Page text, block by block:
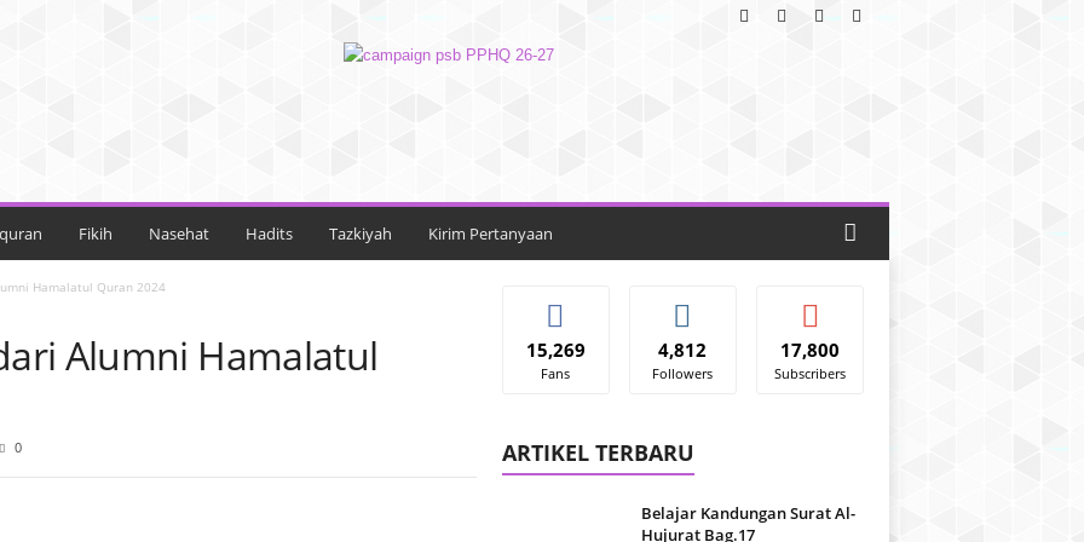
Fikih Nasehat Hadits Tazkiyah Kirim Pertanyaan
Hamalatul Quran 2024
Alumni Hamalatul
0
15,269
Fans
4,812
Followers
17,800
Subscribers
ARTIKEL TERBARU
Belajar Kandungan Surat Al-
Hujurat Bag.17